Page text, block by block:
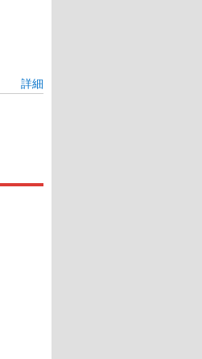
トンネル
詳細